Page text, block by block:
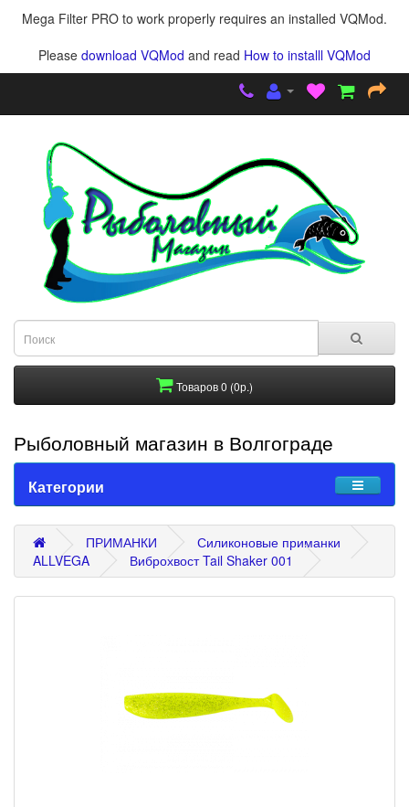
Mega Filter PRO to work properly requires an installed VQMod.
Please download VQMod and read How to installl VQMod
Товаров 0 (0р.)
Рыболовный магазин в Волгограде
Категории
ПРИМАНКИ
Силиконовые приманки
ALLVEGA
Виброхвост Tail Shaker 001